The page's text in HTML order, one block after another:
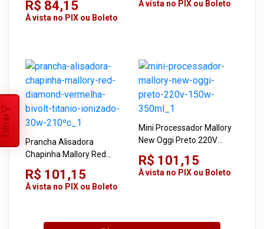
Filtrar
R$ 84,15
À vista no PIX ou Boleto
À vista no PIX ou Boleto
Prancha Alisadora
Chapinha Mallory Red
Diamond Vermelha Bivolt
Titânio Ionizado 30W
210ºC
R$ 101,15
À vista no PIX ou Boleto
Mini Processador Mallory
New Oggi Preto 220V
150W 350ML
R$ 101,15
À vista no PIX ou Boleto